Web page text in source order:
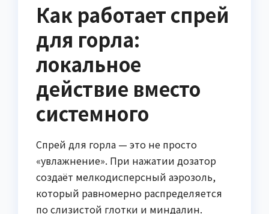
Как работает спрей
для горла:
локальное
действие вместо
системного
Спрей для горла — это не просто
«увлажнение». При нажатии дозатор
создаёт мелкодисперсный аэрозоль,
который равномерно распределяется
по слизистой глотки и миндалин.